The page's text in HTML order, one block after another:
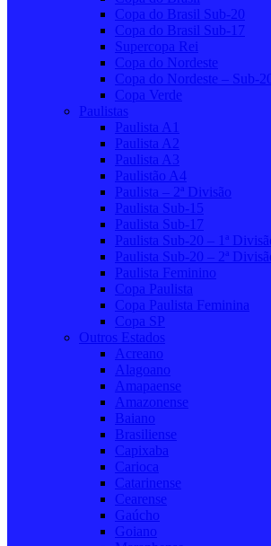
Copa do Brasil Sub-20
Copa do Brasil Sub-17
Supercopa Rei
Copa do Nordeste
Copa do Nordeste – Sub-
Copa Verde
Paulistas
Paulista A1
Paulista A2
Paulista A3
Paulistão A4
Paulista – 2ª Divisão
Paulista Sub-15
Paulista Sub-17
Paulista Sub-20 – 1ª
Paulista Sub-20 – 2ª
Paulista Feminino
Copa Paulista
Copa Paulista Feminina
Copa SP
Outros Estados
Acreano
Alagoano
Amapaense
Amazonense
Baiano
Brasiliense
Capixaba
Carioca
Catarinense
Cearense
Gaúcho
Goiano